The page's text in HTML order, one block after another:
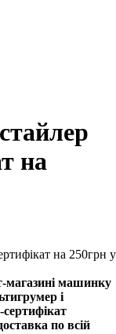
на
магазині машинку
і
по всій